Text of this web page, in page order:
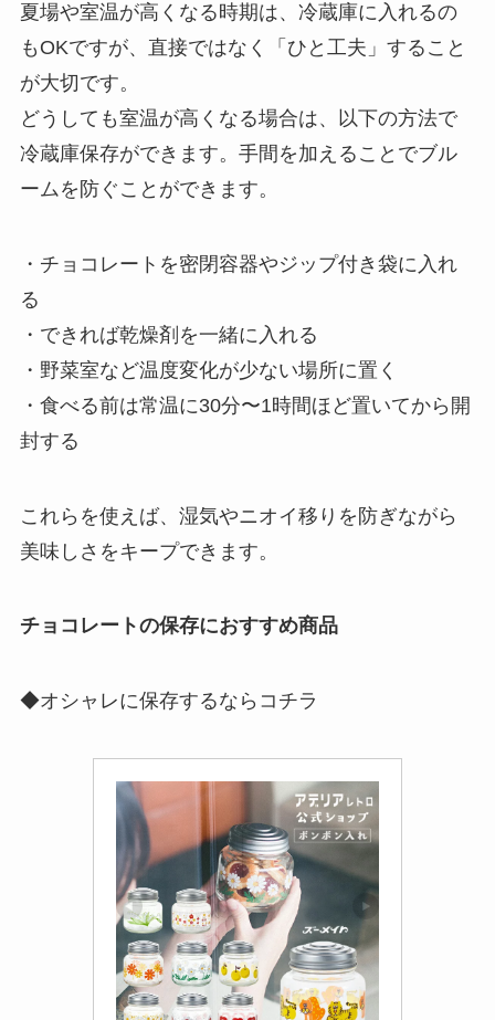
夏場や室温が高くなる時期は、冷蔵庫に入れるの
もOKですが、直接ではなく「ひと工夫」すること
が大切です。
どうしても室温が高くなる場合は、以下の方法で
冷蔵庫保存ができます。手間を加えることでブル
ームを防ぐことができます。
・チョコレートを密閉容器やジップ付き袋に入れ
る
・できれば乾燥剤を一緒に入れる
・野菜室など温度変化が少ない場所に置く
・食べる前は常温に30分〜1時間ほど置いてから開
封する
これらを使えば、湿気やニオイ移りを防ぎながら
美味しさをキープできます。
チョコレートの保存におすすめ商品
◆オシャレに保存するならコチラ